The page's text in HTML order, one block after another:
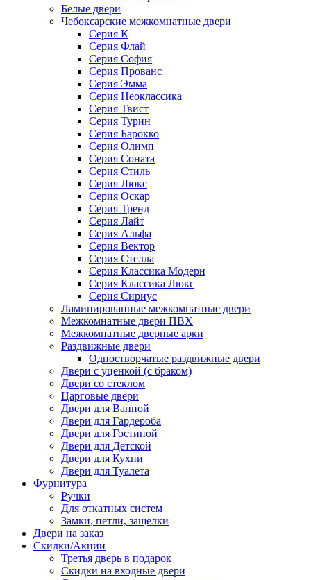
Белые двери
Чебоксарские межкомнатные двери
Серия К
Серия Флай
Серия София
Серия Прованс
Серия Эмма
Серия Неоклассика
Серия Твист
Серия Турин
Серия Барокко
Серия Олимп
Серия Соната
Серия Стиль
Серия Люкс
Серия Оскар
Серия Тренд
Серия Лайт
Серия Альфа
Серия Вектор
Серия Стелла
Серия Классика Модерн
Серия Классика Люкс
Серия Сириус
Ламинированные межкомнатные двери
Межкомнатные двери ПВХ
Межкомнатные дверные арки
Раздвижные двери
Одностворчатые раздвижные двери
Двери с уценкой (с браком)
Двери со стеклом
Царговые двери
Двери для Ванной
Двери для Гардероба
Двери для Гостиной
Двери для Детской
Двери для Кухни
Двери для Туалета
Фурнитура
Ручки
Для откатных систем
Замки, петли, защелки
Двери на заказ
Скидки/Акции
Третья дверь в подарок
Скидки на входные двери